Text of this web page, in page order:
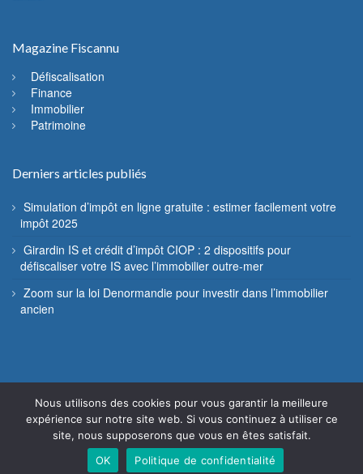
Magazine Fiscannu
Défiscalisation
Finance
Immobilier
Patrimoine
Derniers articles publiés
Simulation d’impôt en ligne gratuite : estimer facilement votre
impôt 2025
Girardin IS et crédit d’impôt CIOP : 2 dispositifs pour
défiscaliser votre IS avec l’immobilier outre-mer
Zoom sur la loi Denormandie pour investir dans l’immobilier
ancien
© Fiscannu 2005 - 2022 - Reproduction interdite
Mentions légales
Nous utilisons des cookies pour vous garantir la meilleure
expérience sur notre site web. Si vous continuez à utiliser ce
site, nous supposerons que vous en êtes satisfait.
OK
Politique de confidentialité